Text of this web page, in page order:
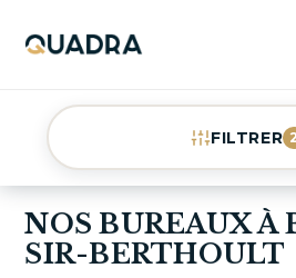
FILTRER 2
NOS BUREAUX
SIR-BERTHOULT